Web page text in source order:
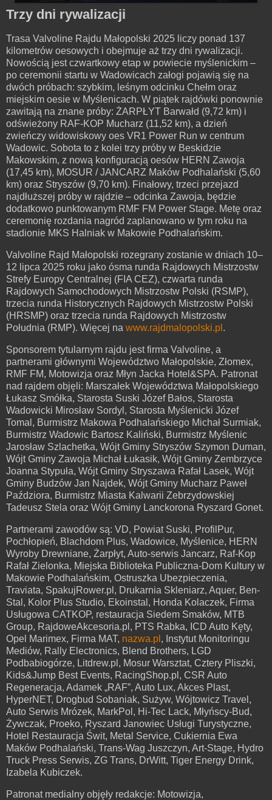
Trzy dni rywalizacji
Trasa Valvoline Rajdu Małopolski 2025 liczy ponad 137
kilometrów oesowych i obejmuje aż trzy dni rywalizacji.
Nowością jest czwartkowy etap w powiecie myślenickim –
po ceremonii startu w Wadowicach załogi pojawią się na
dwóch próbach: szybkim, leśnym odcinku Chełm oraz
miejskim oesie w Myślenicach. W piątek rajdówki ponownie
zawitają na znane próby: ŻARPŁYT Barwałd (9,72 km) i
odświeżony RAF-KOP Mucharz (11,52 km), a dzień
zwieńczy widowiskowy oes VR1 Power Run w centrum
Wadowic. Sobota to z kolei trzy próby w Beskidzie
Makowskim, z nową konfiguracją oesów HERN Zawoja
(17,45 km), MOSUR / JANCARZ Maków Podhalański (5,60
km) oraz Stryszów (9,70 km). Finałowy, trzeci przejazd
najdłuższej próby w rajdzie – odcinka Zawoja, będzie
dodatkowo punktowanym RMF FM Power Stage. Metę oraz
ceremonię rozdania nagród zaplanowano w tym roku na
stadionie MKS Halniak w Makowie Podhalańskim.
Valvoline Rajd Małopolski rozegrany zostanie w dniach 10–
12 lipca 2025 roku jako ósma runda Rajdowych Mistrzostw
Strefy Europy Centralnej (FIA CEZ), czwarta runda
Rajdowych Samochodowych Mistrzostw Polski (RSMP),
trzecia runda Historycznych Rajdowych Mistrzostw Polski
(HRSMP) oraz trzecia runda Rajdowych Mistrzostw
Południa (RMP). Więcej na www.rajdmalopolski.pl .
Sponsorem tytularnym rajdu jest firma Valvoline, a
partnerami głównymi Województwo Małopolskie, Złomex,
RMF FM, Motowizja oraz Młyn Jacka Hotel&SPA. Patronat
nad rajdem objęli: Marszałek Województwa Małopolskiego
Łukasz Smółka, Starosta Suski Józef Bałos, Starosta
Wadowicki Mirosław Sordyl, Starosta Myślenicki Józef
Tomal, Burmistrz Makowa Podhalańskiego Michał Surmiak,
Burmistrz Wadowic Bartosz Kaliński, Burmistrz Myślenic
Jarosław Szlachetka, Wójt Gminy Stryszów Szymon Duman,
Wójt Gminy Zawoja Michał Łukasik, Wójt Gminy Zembrzyce
Joanna Stypuła, Wójt Gminy Stryszawa Rafał Lasek, Wójt
Gminy Budzów Jan Najdek, Wójt Gminy Mucharz Paweł
Paździora, Burmistrz Miasta Kalwarii Zebrzydowskiej
Tadeusz Stela oraz Wójt Gminy Lanckorona Ryszard Gonet.
Partnerami zawodów są: VD, Powiat Suski, ProfilPur,
Pochłopień, Blachdom Plus, Wadowice, Myślenice, HERN
Wyroby Drewniane, Żarpłyt, Auto-serwis Jancarz, Raf-Kop
Rafał Zielonka, Miejska Biblioteka Publiczna-Dom Kultury w
Makowie Podhalańskim, Ostruszka Ubezpieczenia,
Traviata, SpakujRower.pl, Drukarnia Skleniarz, Aquer, Ben-
Stal, Kolor Plus Studio, Ekoinstal, Honda Kolaczek, Firma
Usługowa CATKOP, restauracja Siedem Smaków, MTB
Group, RajdoweAkcesoria.pl, PTS Rabka, ICD Auto Kęty,
Opel Marimex, Firma MAT, nazwa.pl , Instytut Monitoringu
Mediów, Rally Electronics, Blend Brothers, LGD
Podbabiogórze, Litdrew.pl, Mosur Warsztat, Cztery Pliszki,
Kids&Jump Best Events, RacingShop.pl, CSR Auto
Regeneracja, Adamek „RAF”, Auto Lux, Akces Plast,
HyperNET, Drogbud Sobaniak, Sużyw, Wójtowicz Travel,
Auto Serwis Mrózek, MarkPol, Hi-Tec Lack, Młyńscy-Bud,
Żywczak, Proeko, Ryszard Janowiec Usługi Turystyczne,
Hotel Restauracja Świt, Metal Service, Cukiernia Ewa
Maków Podhalański, Trans-Wag Juszczyn, Art-Stage, Hydro
Truck Press Serwis, ZG Trans, DrWitt, Tiger Energy Drink,
Izabela Kubiczek.
Patronat medialny objęły redakcje: Motowizja,